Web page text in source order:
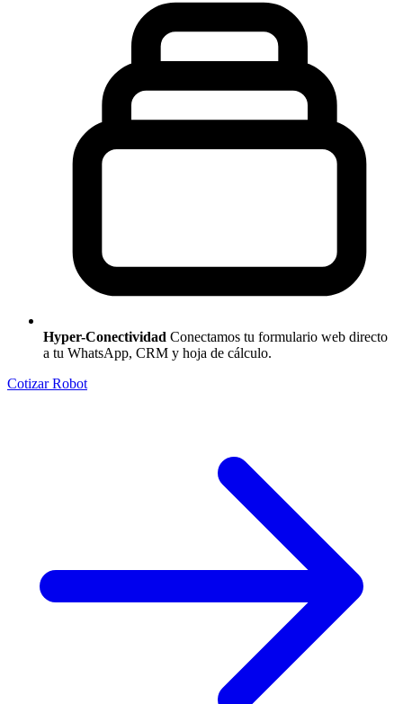
Hyper-Conectividad Conectamos tu formulario web directo
a tu WhatsApp, CRM y hoja de cálculo.
Cotizar Robot